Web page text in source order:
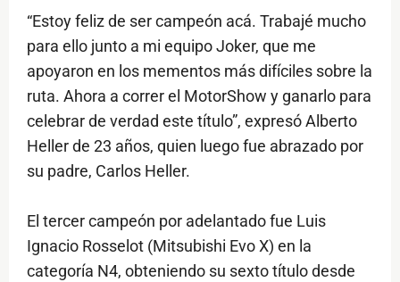
“Estoy feliz de ser campeón acá. Trabajé mucho
para ello junto a mi equipo Joker, que me
apoyaron en los mementos más difíciles sobre la
ruta. Ahora a correr el MotorShow y ganarlo para
celebrar de verdad este título”, expresó Alberto
Heller de 23 años, quien luego fue abrazado por
su padre, Carlos Heller.
El tercer campeón por adelantado fue Luis
Ignacio Rosselot (Mitsubishi Evo X) en la
categoría N4, obteniendo su sexto título desde